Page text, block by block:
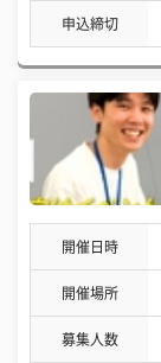
申込締切
開催日時
開催場所
募集人数